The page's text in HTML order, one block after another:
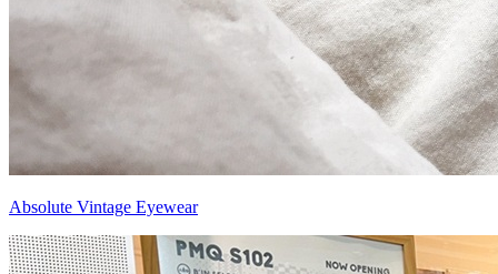
Absolute Vintage Eyewear